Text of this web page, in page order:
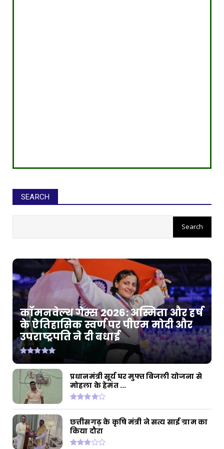
SEARCH
कॉमनवेल्थ गेम्स 2026: अस्मिता और हर्ष
के ऐतिहासिक स्वर्ण पर पीएम मोदी और
उपराष्ट्रपति ने दी बधाई
प्रधानमंत्री सूर्य घर मुफ्त बिजली योजना से
मोहला के हेमंत ...
छत्तीसगढ़ के कृषि मंत्री ने सत्य साई ग्राम का
किया दौरा